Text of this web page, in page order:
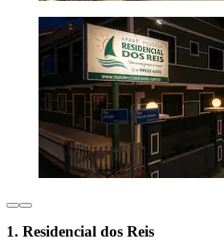
1. Residencial dos Reis